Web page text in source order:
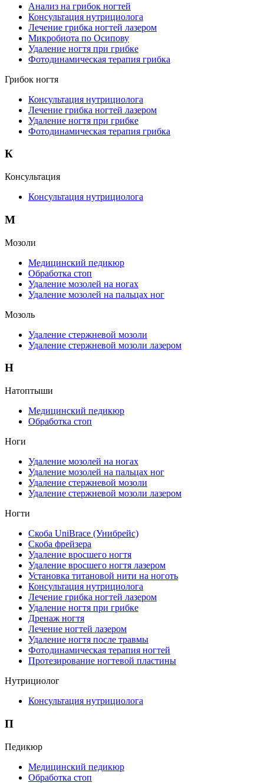
Анализ на грибок ногтей
Консультация нутрициолога
Лечение грибка ногтей лазером
Микробиота по Осипову
Удаление ногтя при грибке
Фотодинамическая терапия грибка
Грибок ногтя
Консультация нутрициолога
Лечение грибка ногтей лазером
Удаление ногтя при грибке
Фотодинамическая терапия грибка
К
Консультация
Консультация нутрициолога
М
Мозоли
Медицинский педикюр
Обработка стоп
Удаление мозолей на ногах
Удаление мозолей на пальцах ног
Мозоль
Удаление стержневой мозоли
Удаление стержневой мозоли лазером
Н
Натоптыши
Медицинский педикюр
Обработка стоп
Ноги
Удаление мозолей на ногах
Удаление мозолей на пальцах ног
Удаление стержневой мозоли
Удаление стержневой мозоли лазером
Ногти
Скоба UniBrace (Унибрейс)
Скоба фрейзера
Удаление вросшего ногтя
Удаление вросшего ногтя лазером
Установка титановой нити на ноготь
Консультация нутрициолога
Лечение грибка ногтей лазером
Удаление ногтя при грибке
Дренаж ногтя
Лечение ногтей лазером
Удаление ногтя после травмы
Фотодинамическая терапия ногтей
Протезирование ногтевой пластины
Нутрициолог
Консультация нутрициолога
П
Педикюр
Медицинский педикюр
Обработка стоп